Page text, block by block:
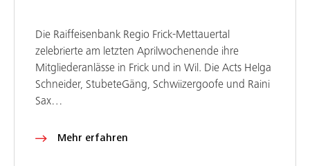
Die Raiffeisenbank Regio Frick-Mettauertal
zelebrierte am letzten Aprilwochenende ihre
Mitgliederanlässe in Frick und in Wil. Die Acts Helga
Schneider, StubeteGäng, Schwiizergoofe und Raini
Sax…
Mehr erfahren